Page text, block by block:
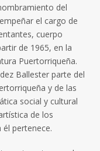
del
el cargo de
cuerpo
de 1965, en la
Puertorriqueña.
Ballester parte del
y de las
social y cultural
de los
pertenece.